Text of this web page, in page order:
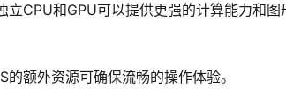
立CPU和GPU可以提供更强的计算能力和图
额外资源可确保流畅的操作体验。